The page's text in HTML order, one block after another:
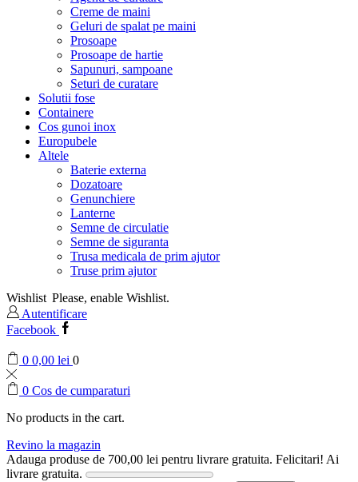
Creme de maini
Geluri de spalat pe maini
Prosoape
Prosoape de hartie
Sapunuri, sampoane
Seturi de curatare
Solutii fose
Containere
Cos gunoi inox
Europubele
Altele
Baterie externa
Dozatoare
Genunchiere
Lanterne
Semne de circulatie
Semne de siguranta
Trusa medicala de prim ajutor
Truse prim ajutor
Wishlist Please, enable Wishlist.
Autentificare
Facebook
0 0,00 lei 0
0 Cos de cumparaturi
No products in the cart.
Revino la magazin
Adauga produse de 700,00 lei pentru livrare gratuita. Felicitari! Ai
livrare gratuita.